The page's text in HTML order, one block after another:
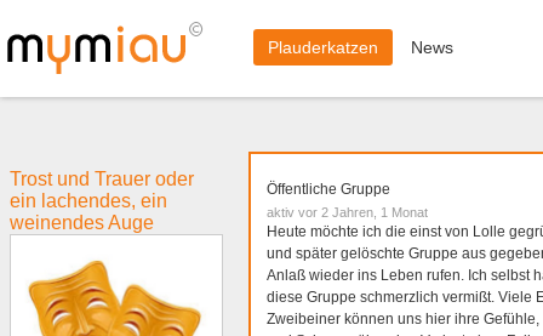
Plauderkatzen News
Trost und Trauer oder
ein lachendes, ein
weinendes Auge
Öffentliche Gruppe
aktiv vor 2 Jahren, 1 Monat
Heute möchte ich die einst von Lolle
und später gelöschte Gruppe aus
Anlaß wieder ins Leben rufen. Ich selbst
diese Gruppe schmerzlich vermißt. Viele
Zweibeiner können uns hier ihre Gefühle,